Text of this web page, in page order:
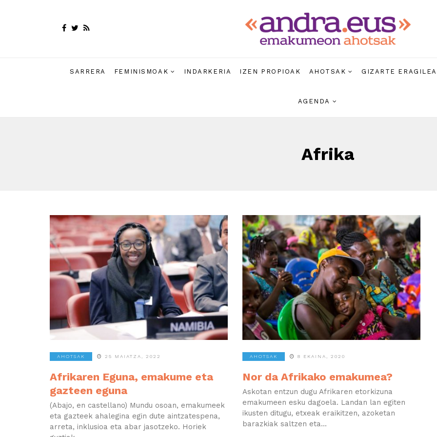
SARRERA FEMINISMOAK INDARKERIA IZEN PROPIOAK AHOTSAK GIZARTE
AGENDA
Afrika
AHOTSAK 25 MAIATZA, 2022
Afrikaren Eguna, emakume eta
gazteen eguna
(Abajo, en castellano) Mundu osoan, emakumeek
eta gazteek ahalegina egin dute aintzatespena,
arreta, inklusioa eta abar jasotzeko. Horiek
AHOTSAK 8 EKAINA, 2020
Nor da Afrikako emakumea?
Askotan entzun dugu Afrikaren etorkizuna
emakumeen esku dagoela. Landan lan egiten
ikusten ditugu, etxeak eraikitzen, azoketan
barazkiak saltzen eta...